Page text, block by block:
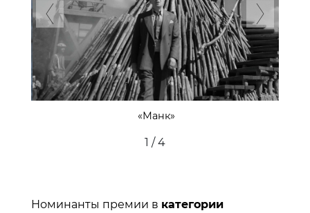
«Манк»
Previous Next
2 / 4
Номинанты премии в категории